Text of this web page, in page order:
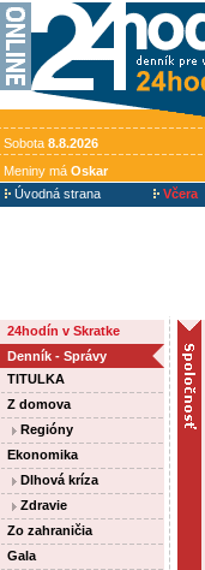
Sobota 8.8.2026
Meniny má Oskar
Úvodná strana
Včera
24hodín v Skratke
Denník - Správy
TITULKA
Z domova
Regióny
Ekonomika
Dlhová kríza
Zdravie
Zo zahraničia
Gala